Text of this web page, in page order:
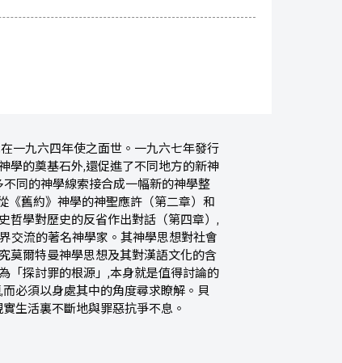
一九六四年使之面世。一九六七年發行
學的奠基石外,還促進了不同地方的新神
同的神學線索接合成一幅新的神學整
《舊約》神學的神聖應許（第二章）和
哲學對歷史的反省作出對話（第四章）,
交流的著名神學家。其神學思想對社會
莫爾特曼神學思想及其對漢語文化的含
「探討罪的根源」,本身就是值得討論的
必須以身處其中的角度尋求瞭解。貝
生活裏不斷地與罪惡抗爭不息。